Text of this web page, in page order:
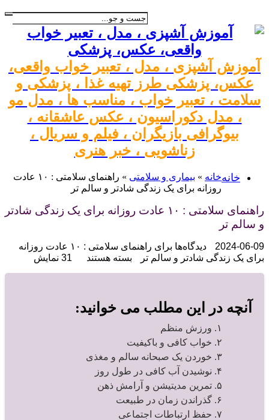
آموزش آشپزی ، مدل ، تعبیر خواب واقعی،
عکس، پزشکی طرز تهیه غذا ، پزشکی و
سلامت ، تعبیر خواب ، مناسب ها ، مدل مو
، مدل دکوراسیون ، عکس عاشقانه ،
بیوگرافی بازیگران ، فیلم و سریال ،
زناشویی ، خبر هنری
خانهخانه » بیماری و سلامتی »
راهنمای سلامتی : ۱۰ عادت
روزانه برای یک زندگی شادتر و سالم‌ تر
راهنمای سلامتی : ۱۰ عادت روزانه برای یک زندگی شادتر
و سالم‌ تر
2024-06-09 دیدگاه‌ها
برای راهنمای سلامتی : ۱۰ عادت روزانه
برای یک زندگی شادتر و سالم‌ تر
بسته هستند 31 نمایش
آنچه در این مطلب می خوانید:
۱. ورزش منظم
۲. خواب کافی و باکیفیت
۳. خوردن یک صبحانه سالم و مغذی
۴. نوشیدن آب کافی در طول روز
۵. تمرین مدیتیشن و آرامش ذهن
۶. گذراندن زمان در طبیعت
۷. حفظ ارتباطات اجتماعی